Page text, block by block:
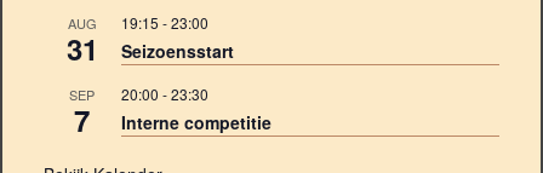
AUG
31
19:15 -23:00
Seizoensstart
SEP
7
20:00 -23:30
Interne competitie